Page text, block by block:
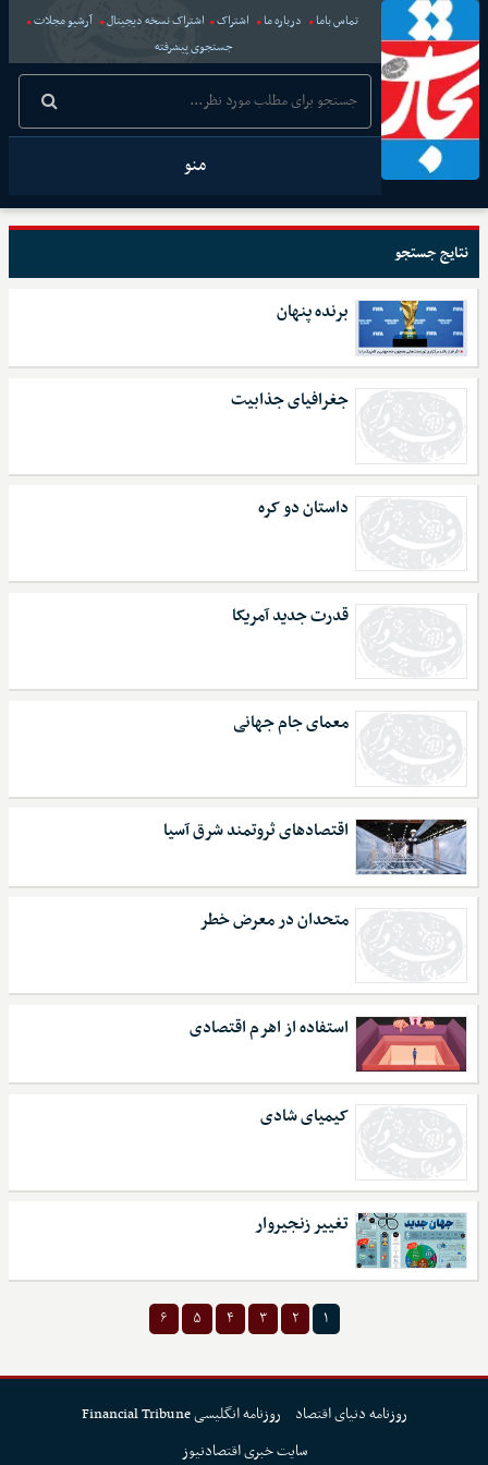
تماس باما درباره ما اشتراک اشتراک نسخه دیجیتال
آرشیو مجلات
جستجوی پیشرفته
منو
نتایج جستجو
برنده پنهان
جغرافیای جذابیت
داستان دو کره
قدرت جدید آمریکا
معمای جام جهانی
اقتصادهای ثروتمند شرق آسیا
متحدان در معرض خطر
استفاده از اهرم اقتصادی
کیمیای شادی
تغییر زنجیروار
۱ ۲ ۳ ۴ ۵ ۶
روزنامه دنیای اقتصاد
روزنامه انگلیسی Financial Tribune
سایت خبری اقتصادنیوز